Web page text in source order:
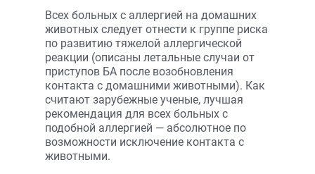
Всех больных с аллергией на домашних
животных следует отнести к группе риска
по развитию тяжелой аллергической
реакции (описаны летальные случаи от
приступов БА после возобновления
контакта с домашними животными). Как
считают зарубежные ученые, лучшая
рекомендация для всех больных с
подобной аллергией — абсолютное по
возможности исключение контакта с
животными.